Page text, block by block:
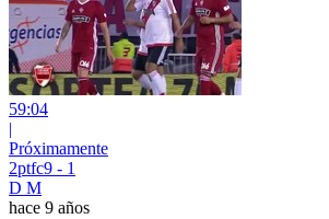
59:04
|
Próximamente
2ptfc9 - 1
D M
hace 9 años